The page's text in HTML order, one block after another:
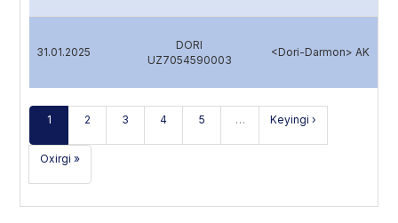
31.01.2025
DORI
UZ7054590003
<Dori-Darmon> AK
1 2 3 4 5 … Keyingi ›
Oxirgi »